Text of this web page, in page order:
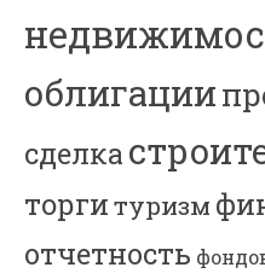
облигации
сделка
торгитуризм
отчетность